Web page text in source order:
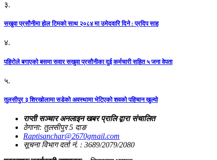
३.
सखुवा प्रसौनीमा होल टिमको साथ २०८४ मा उमेदवारि दिने : प्रदिप साह
४.
पहिराेले बगाएकाे बसमा सवार सखुवा प्रसाैनीका दुई कर्मचारी सहित ५ जना वेपता
५.
तुलसीपुर ३ शिरखोलामा सडेको अवस्थामा भेटिएको शवको पहिचान खुल्यो
राप्ती सञ्चार अनलाइन खबर प्रालि द्वारा संचालित
ठेगाना: तुलसीपुर 5 दाङ
Raptisanchar@2670gmail.com
सूचना विभाग दर्ता नं. : 3689/2079/2080